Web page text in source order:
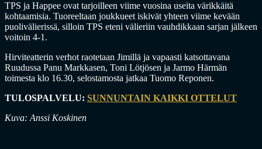
TPS ja Happee ovat tarjoilleen viime vuosina useita värikkäitä
kohtaamisia. Tuoreeltaan joukkueet iskivät yhteen viime kevään
puolivälierissä, silloin TPS eteni välieriin vauhdikkaan sarjan jälkeen
voitoin 4-1.
Hirviteatterin verhot raotetaan Jimillä ja vapaasti katsottavana
Ruudussa Panu Markkasen, Toni Lötjösen ja Jarmo Härmän
toimesta klo 16.30, selostamosta jatkaa Tuomo Reponen.
TULOSPALVELU: SUNNUNTAIN KAIKKI OTTELUT
Kuva: Anssi Koskinen